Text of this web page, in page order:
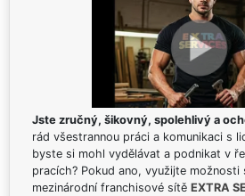
Jste zručný, šikovný, spolehlivý a
rád všestrannou práci a komunikaci s
byste si mohl vydělávat a podnikat v
pracích? Pokud ano, využijte možnosti
mezinárodní franchisové sítě EXTRA